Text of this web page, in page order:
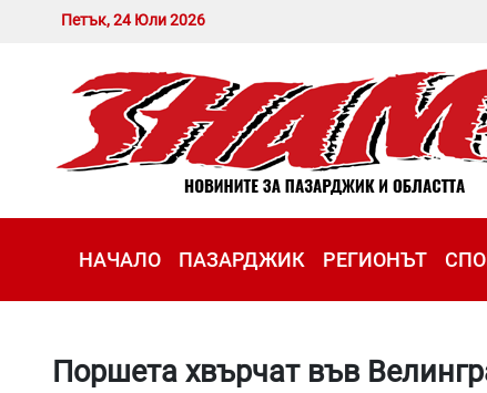
Петък, 24 Юли 2026
НАЧАЛО ПАЗАРДЖИК РЕГИОНЪТ
Поршета хвърчат във